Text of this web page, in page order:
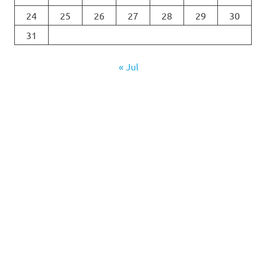
24
25 26 27 28 29
30
31
« Jul